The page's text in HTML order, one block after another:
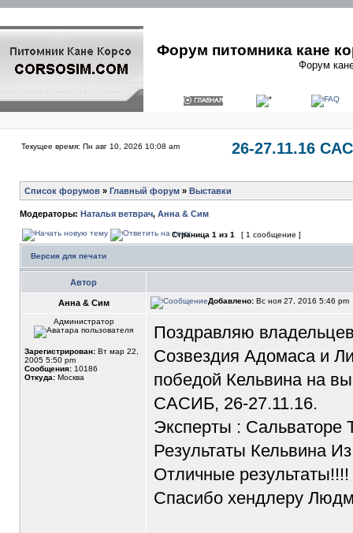
Форум питомника кане
Форум
Текущее время: Пн авг 10, 2026 10:08 am 26-27.11.16
Список форумов » Главный форум » Выставки
Модераторы: Наталья ветврач, Анна & Сим
Страница 1 из 1 [ 1 сообщение ]
Версия для печати
Автор
Анна & Сим Добавлено: Вс ноя 27, 2016 5:46 pm
Администратор
Зарегистрирован: Вт мар 22,
2005 5:50 pm
Сообщения: 10186
Откуда: Москва
Поздравляю
Созвездия Адомаса и
победой Кельвина на
САСИБ, 26-27.11.16.
Эксперты : Сальваторе
Результаты Кельвина
Отличные результаты!!!!
Спасибо хендлеру